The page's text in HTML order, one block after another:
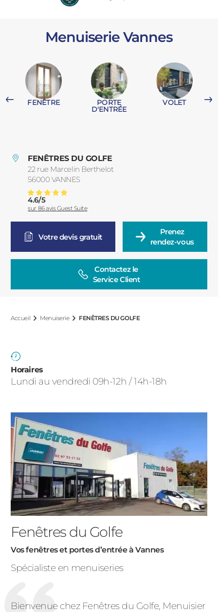
Menuiserie Vannes
FENÊTRE PORTE
D'ENTRÉE
VOLET
FENÊTRES DU GOLFE
22 rue Marcelin Berthelot
56000 VANNES
France
Menuiserie Vannes
Note moyenne :
4.6/5
sur 86avis Guest Suite
Votre devis gratuit
Prenez
rendez-vous
Contactez le
Service Client
Accueil Menuiserie FENÊTRES DU GOLFE
Horaires
Lundi au vendredi 09h-12h / 14h-18h
Fenêtres du Golfe
Vos fenêtres et portes d’entrée à Vannes
Spécialiste en menuiseries
Bienvenue chez Fenêtres du Golfe, Menuisier
PVC
ACIER
CARPORTS
CLÔTURES